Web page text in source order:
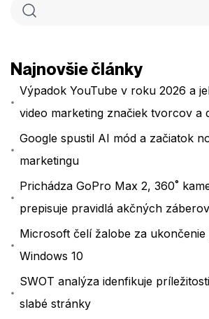
Najnovšie články
Výpadok YouTube v roku 2026 a
video marketing značiek tvorcov a
Google spustil AI mód a začiatok
marketingu
Prichádza GoPro Max 2, 360˚
prepisuje pravidlá akčných záberov
Microsoft čelí žalobe za
Windows 10
SWOT analýza idenfikuje
slabé stránky